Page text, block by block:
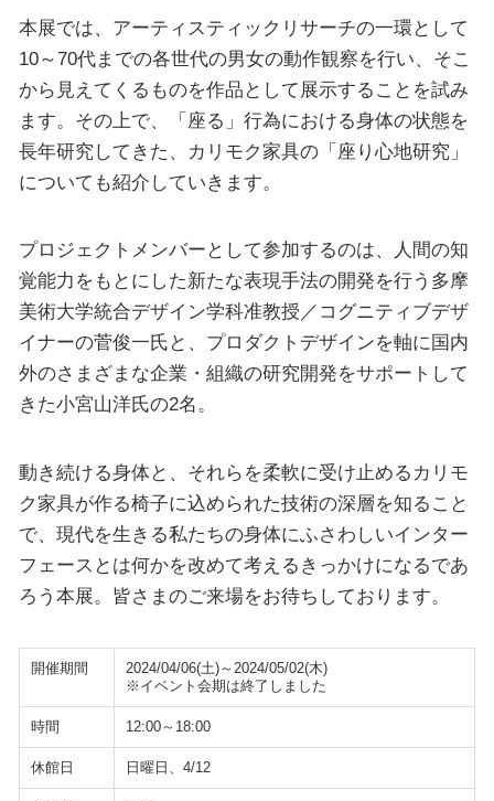
本展では、アーティスティックリサーチの一環として
10～70代までの各世代の男女の動作観察を行い、そこ
から見えてくるものを作品として展示することを試み
ます。その上で、「座る」行為における身体の状態を
長年研究してきた、カリモク家具の「座り心地研究」
についても紹介していきます。
プロジェクトメンバーとして参加するのは、人間の知
覚能力をもとにした新たな表現手法の開発を行う多摩
美術大学統合デザイン学科准教授／コグニティブデザ
イナーの菅俊一氏と、プロダクトデザインを軸に国内
外のさまざまな企業・組織の研究開発をサポートして
きた小宮山洋氏の2名。
動き続ける身体と、それらを柔軟に受け止めるカリモ
ク家具が作る椅子に込められた技術の深層を知ること
で、現代を生きる私たちの身体にふさわしいインター
フェースとは何かを改めて考えるきっかけになるであ
ろう本展。皆さまのご来場をお待ちしております。
開催期間
2024/04/06(土)～2024/05/02(木)
※イベント会期は終了しました
時間 12:00～18:00
休館日 日曜日、4/12